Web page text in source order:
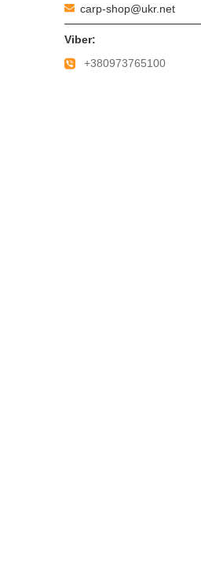
carp-shop@ukr.net
+380973765100